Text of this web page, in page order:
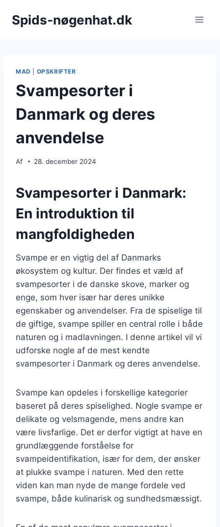
Spids-nøgenhat.dk
MAD OPSKRIFTER
Svampesorter i
Danmark og deres
anvendelse
Af 28. december 2024
Svampesorter i Danmark:
En introduktion til
mangfoldigheden
Svampe er en vigtig del af Danmarks
økosystem og kultur. Der findes et væld af
svampesorter i de danske skove, marker og
enge, som hver især har deres unikke
egenskaber og anvendelser. Fra de spiselige til
de giftige, svampe spiller en central rolle i både
naturen og i madlavningen. I denne artikel vil vi
udforske nogle af de mest kendte
svampesorter i Danmark og deres anvendelse.
Svampe kan opdeles i forskellige kategorier
baseret på deres spiselighed. Nogle svampe er
delikate og velsmagende, mens andre kan
være livsfarlige. Det er derfor vigtigt at have en
grundlæggende forståelse for
svampeidentifikation, især for dem, der ønsker
at plukke svampe i naturen. Med den rette
viden kan man nyde de mange fordele ved
svampe, både kulinarisk og sundhedsmæssigt.